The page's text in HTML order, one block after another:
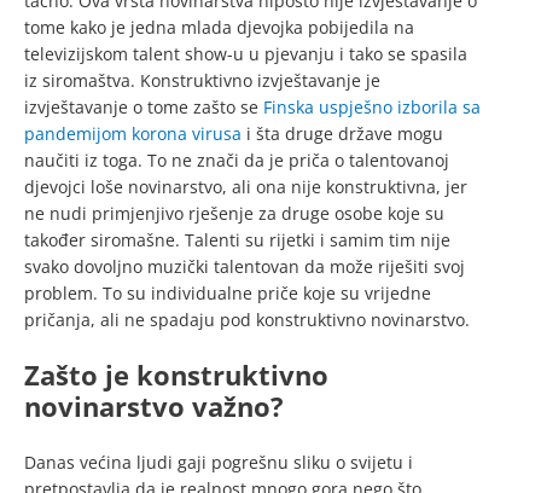
tome kako je jedna mlada djevojka pobijedila na
televizijskom talent show-u u pjevanju i tako se spasila
iz siromaštva. Konstruktivno izvještavanje je
izvještavanje o tome zašto se Finska uspješno izborila sa
pandemijom korona virusa i šta druge države mogu
naučiti iz toga. To ne znači da je priča o talentovanoj
djevojci loše novinarstvo, ali ona nije konstruktivna, jer
ne nudi primjenjivo rješenje za druge osobe koje su
također siromašne. Talenti su rijetki i samim tim nije
svako dovoljno muzički talentovan da može riješiti svoj
problem. To su individualne priče koje su vrijedne
pričanja, ali ne spadaju pod konstruktivno novinarstvo.
Zašto je konstruktivno
novinarstvo važno?
Danas većina ljudi gaji pogrešnu sliku o svijetu i
pretpostavlja da je realnost mnogo gora nego što